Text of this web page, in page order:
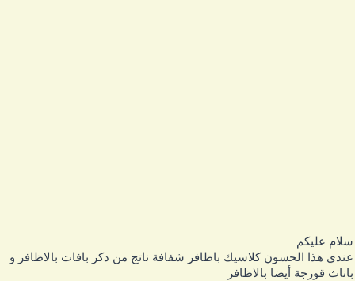
عليكم
هذا الحسون كلاسيك باظافر شفافة ناتج من دكر بافات بالاظافر و
قورجة أيضا بالاظافر